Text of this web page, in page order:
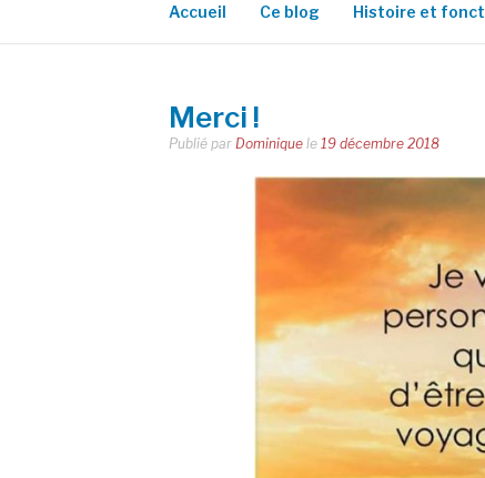
Accueil Ce blog Histoire et
Merci !
Publié par Dominique le 19 décembre 2018